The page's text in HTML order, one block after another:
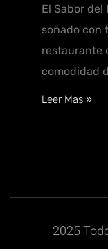
El Sabor del
soñado con
restaurante
comodidad
Leer Mas »
2025